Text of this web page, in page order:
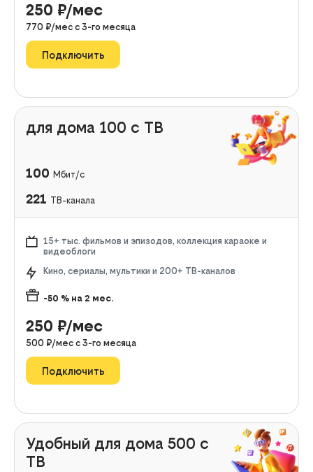
250 ₽/мес
770 ₽/мес с 3-го месяца
Подключить
для дома 100 с ТВ
100 Мбит/с
221 ТВ-канала
15+ тыс. фильмов и эпизодов, коллекция караоке и
видеоблоги
Кино, сериалы, мультики и 200+ ТВ-каналов
-50 % на 2 мес.
250 ₽/мес
500 ₽/мес с 3-го месяца
Подключить
Удобный для дома 500 с
ТВ